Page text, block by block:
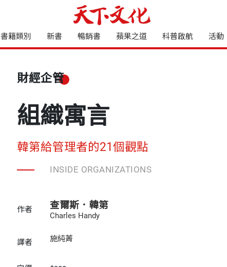
書籍類別 新書 暢銷書 蘋果之道 科普啟航 活動
財經企管
組織寓言
韓第給管理者的21個觀點
INSIDE ORGANIZATIONS
作者 查爾斯．韓第
Charles Handy
譯者 施純菁